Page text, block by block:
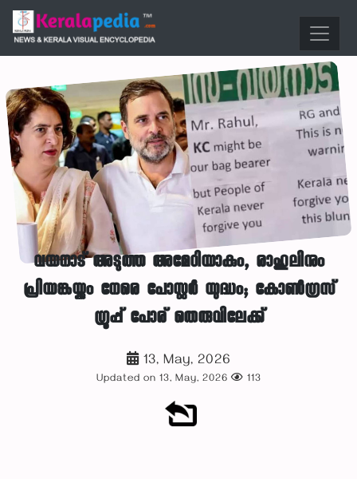
വയനാട് അടുത്ത അമേഠിയാകും, രാഹുലിനും
പ്രിയങ്കയ്ക്കും നേരെ പോസ്റ്റർ യുദ്ധം; കോൺഗ്രസ്
ഗ്രൂപ്പ് പോര് തെരുവിലേക്ക്
13, May, 2026
Updated on 13, May, 2026 113